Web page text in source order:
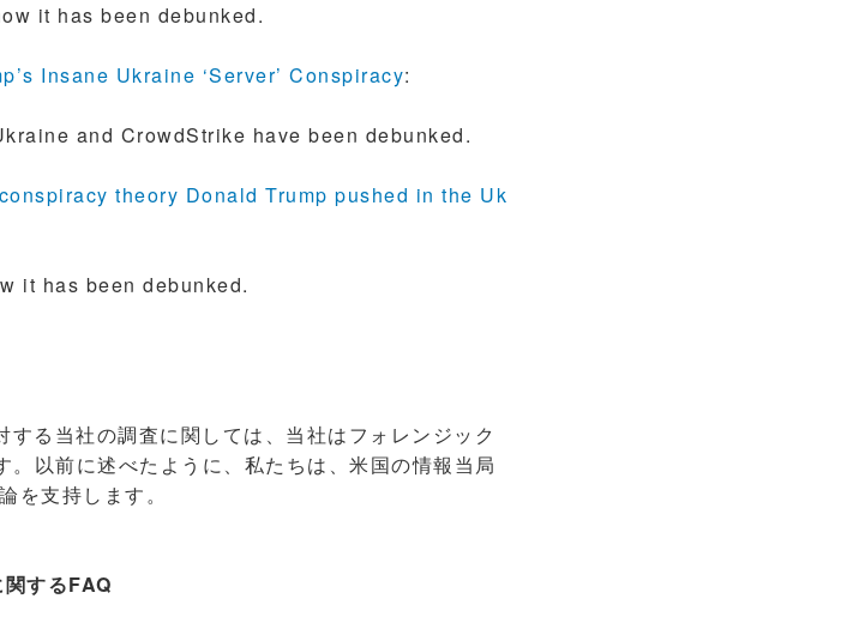
it has been debunked.
Insane Ukraine ‘Server’ Conspiracy:
and CrowdStrike have been debunked.
theory Donald Trump pushed in the Uk
it has been debunked.
る当社の調査に関しては、当社はフォレンジック
以前に述べたように、私たちは、米国の情報当局
を支持します。
するFAQ